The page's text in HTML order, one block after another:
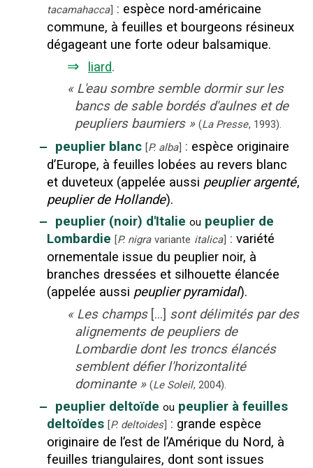
tacamahacca] : espèce nord-américaine
commune, à feuilles et bourgeons résineux
dégageant une forte odeur balsamique.
⇒ liard.
« L'eau sombre semble dormir sur les
bancs de sable bordés d'aulnes et de
peupliers baumiers » (La Presse, 1993).
‒ peuplier blanc [P. alba] : espèce originaire
d’Europe, à feuilles lobées au revers blanc
et duveteux (appelée aussi peuplier argenté,
peuplier de Hollande).
‒ peuplier (noir) d'Italie ou peuplier de
Lombardie [P. nigra variante italica] : variété
ornementale issue du peuplier noir, à
branches dressées et silhouette élancée
(appelée aussi peuplier pyramidal).
« Les champs [...] sont délimités par des
alignements de peupliers de
Lombardie dont les troncs élancés
semblent défier l'horizontalité
dominante » (Le Soleil, 2004).
‒ peuplier deltoïde ou peuplier à feuilles
deltoïdes [P. deltoides] : grande espèce
originaire de l’est de l’Amérique du Nord, à
feuilles triangulaires, dont sont issues